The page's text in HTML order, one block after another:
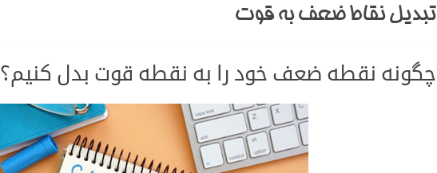
تبدیل نقاط ضعف به قوت
چگونه نقطه ضعف خود را به نقطه قوت بدل کنیم؟